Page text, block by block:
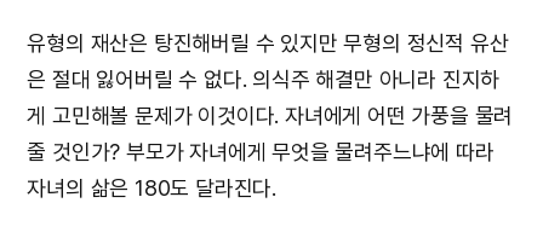
유형의 재산은 탕진해버릴 수 있지만 무형의 정신적 유산
은 절대 잃어버릴 수 없다. 의식주 해결만 아니라 진지하
게 고민해볼 문제가 이것이다. 자녀에게 어떤 가풍을 물려
줄 것인가? 부모가 자녀에게 무엇을 물려주느냐에 따라
자녀의 삶은 180도 달라진다.